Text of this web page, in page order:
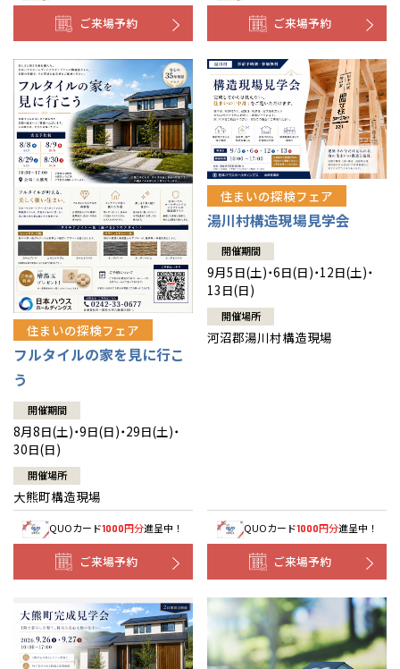
ご来場予約 ご来場予約
住まいの探検フェア
フルタイルの家を見に行こ
う
開催期間
8月8日(土)・9日(日)・29日(土)・
30日(日)
開催場所
大熊町構造現場
QUOカード1000円分進呈中！
ご来場予約
住まいの探検フェア
湯川村構造現場見学会
開催期間
9月5日(土)・6日(日)・12日(土)・
13日(日)
開催場所
河沼郡湯川村構造現場
QUOカード1000円分進呈中！
ご来場予約